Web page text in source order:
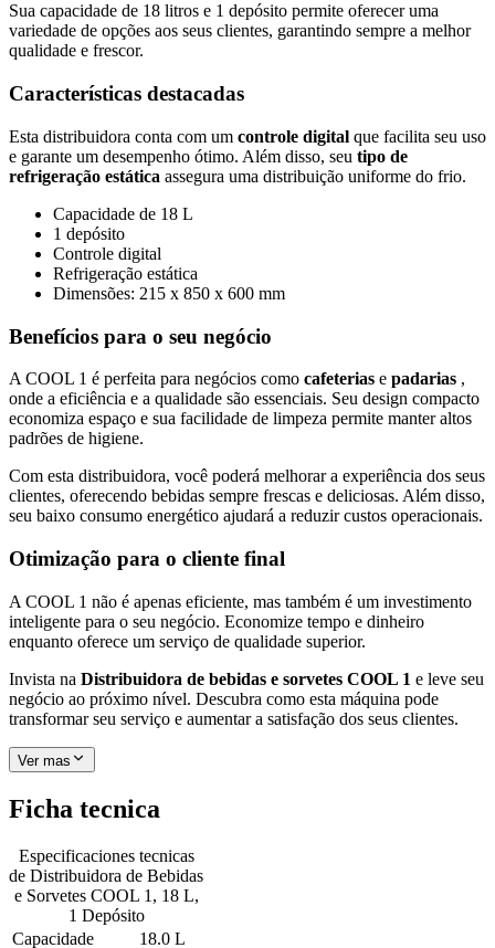
Sua capacidade de 18 litros e 1 depósito permite oferecer uma
variedade de opções aos seus clientes, garantindo sempre a melhor
qualidade e frescor.
Características destacadas
Esta distribuidora conta com um controle digital que facilita seu uso
e garante um desempenho ótimo. Além disso, seu tipo de
refrigeração estática assegura uma distribuição uniforme do frio.
Capacidade de 18 L
1 depósito
Controle digital
Refrigeração estática
Dimensões: 215 x 850 x 600 mm
Benefícios para o seu negócio
A COOL 1 é perfeita para negócios como cafeterias e padarias ,
onde a eficiência e a qualidade são essenciais. Seu design compacto
economiza espaço e sua facilidade de limpeza permite manter altos
padrões de higiene.
Com esta distribuidora, você poderá melhorar a experiência dos seus
clientes, oferecendo bebidas sempre frescas e deliciosas. Além disso,
seu baixo consumo energético ajudará a reduzir custos operacionais.
Otimização para o cliente final
A COOL 1 não é apenas eficiente, mas também é um investimento
inteligente para o seu negócio. Economize tempo e dinheiro
enquanto oferece um serviço de qualidade superior.
Invista na Distribuidora de bebidas e sorvetes COOL 1 e leve seu
negócio ao próximo nível. Descubra como esta máquina pode
transformar seu serviço e aumentar a satisfação dos seus clientes.
Ver mas
Ficha tecnica
Especificaciones tecnicas
de Distribuidora de Bebidas
e Sorvetes COOL 1, 18 L,
1 Depósito
Capacidade
18.0 L